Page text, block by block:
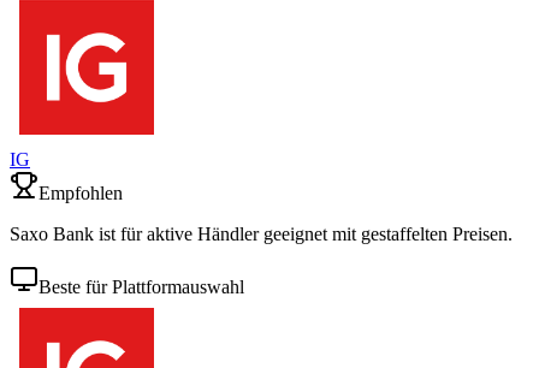
IG
Empfohlen
Saxo Bank ist für aktive Händler geeignet mit gestaffelten Preisen.
Beste für Plattformauswahl